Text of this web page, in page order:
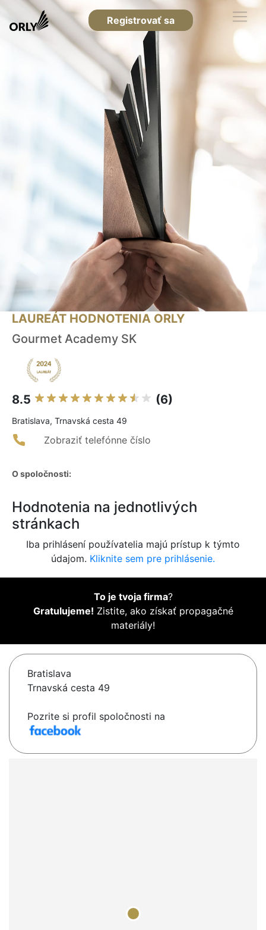
Registrovať sa
LAUREÁT HODNOTENIA ORLY
Gourmet Academy SK
8.5 (6)
Bratislava, Trnavská cesta 49
Zobraziť telefónne číslo
O spoločnosti:
Hodnotenia na jednotlivých
stránkach
Iba prihlásení používatelia majú prístup k týmto
údajom. Kliknite sem pre prihlásenie.
To je tvoja firma?
Gratulujeme! Zistite, ako získať propagačné
materiály!
Bratislava
Trnavská cesta 49
Pozrite si profil spoločnosti na